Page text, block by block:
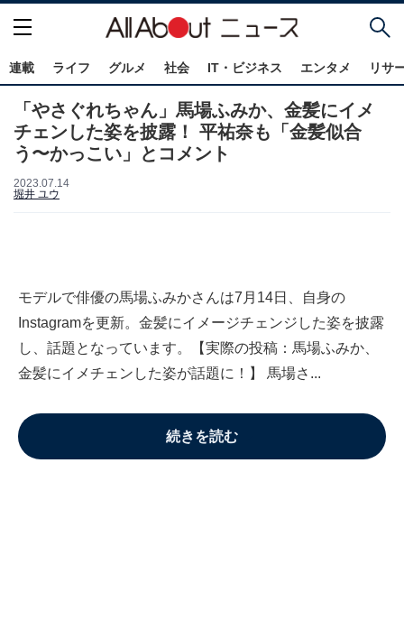
連載 ライフ グルメ 社会 IT・ビジネス エンタメ リサ
「やさぐれちゃん」馬場ふみか、金髪にイメ
チェンした姿を披露！ 平祐奈も「金髪似合
う〜かっこい」とコメント
2023.07.14
堀井 ユウ
モデルで俳優の馬場ふみかさんは7月14日、自身の
Instagramを更新。金髪にイメージチェンジした姿を披露
し、話題となっています。【実際の投稿：馬場ふみか、
金髪にイメチェンした姿が話題に！】 馬場さ...
続きを読む